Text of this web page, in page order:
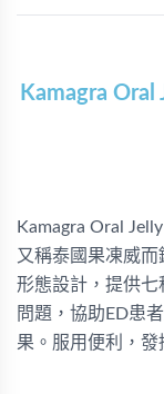
Kamagra
Kamagra Oral
又稱泰國果凍威
形態設計，提供
問題，協助ED患
果。服用便利，發